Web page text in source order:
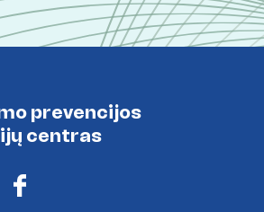
prevencijos
centras